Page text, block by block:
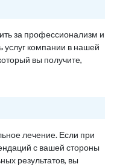
за профессионализм и
услуг компании в нашей
вы получите,
лечение. Если при
с вашей стороны
результатов, вы